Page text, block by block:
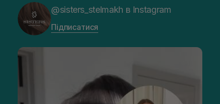
@sisters_stelmakh в Instagram
Підписатися